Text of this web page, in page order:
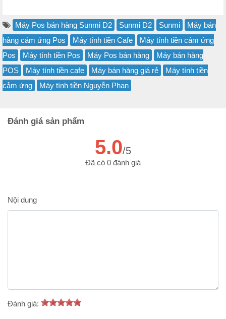
Máy Pos bán hàng Sunmi D2 Sunmi D2 Sunmi
Máy bán
hàng cảm ứng Pos
Máy tính tiền Cafe
Máy tính tiền cảm ứng
Pos
Máy tính tiền Pos Máy Pos bán hàng
Máy bán hàng
POS
Máy tính tiền cafe Máy bán hàng giá rẻ
Máy tính tiền
cảm ứng
Máy tính tiền Nguyễn Phan
Đánh giá sản phẩm
5.0/5
Đã có 0 đánh giá
Nội dung
Đánh giá: